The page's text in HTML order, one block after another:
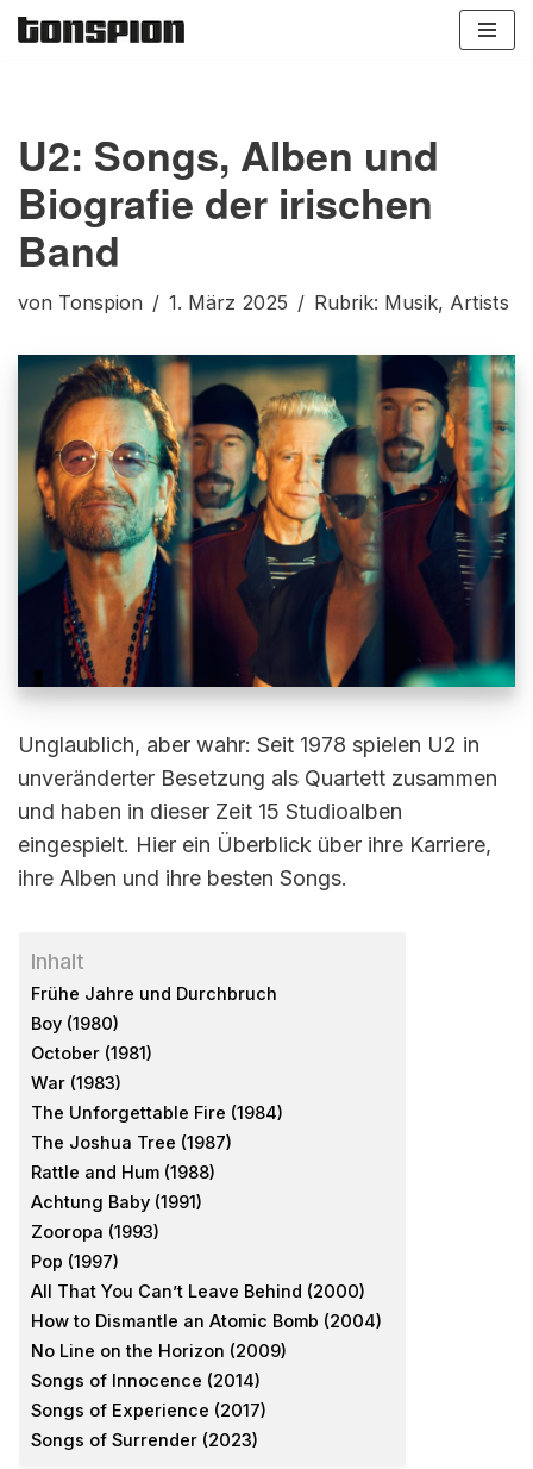
U2: Songs, Alben und
Biografie der irischen
Band
von Tonspion 1. März 2025 Rubrik: Musik, Artists
Unglaublich, aber wahr: Seit 1978 spielen U2 in
unveränderter Besetzung als Quartett zusammen
und haben in dieser Zeit 15 Studioalben
eingespielt. Hier ein Überblick über ihre Karriere,
ihre Alben und ihre besten Songs.
Inhalt
Frühe Jahre und Durchbruch
Boy (1980)
October (1981)
War (1983)
The Unforgettable Fire (1984)
The Joshua Tree (1987)
Rattle and Hum (1988)
Achtung Baby (1991)
Zooropa (1993)
Pop (1997)
All That You Can’t Leave Behind (2000)
How to Dismantle an Atomic Bomb (2004)
No Line on the Horizon (2009)
Songs of Innocence (2014)
Songs of Experience (2017)
Songs of Surrender (2023)